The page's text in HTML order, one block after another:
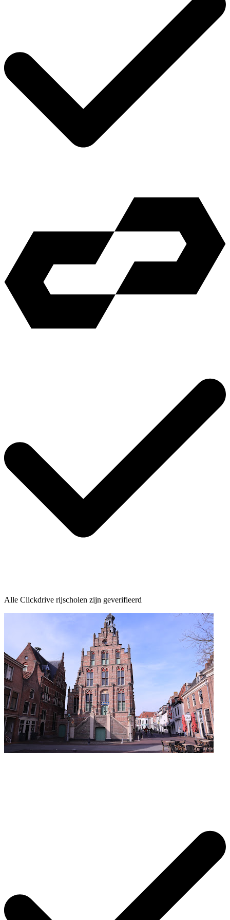
Alle Clickdrive rijscholen zijn geverifieerd